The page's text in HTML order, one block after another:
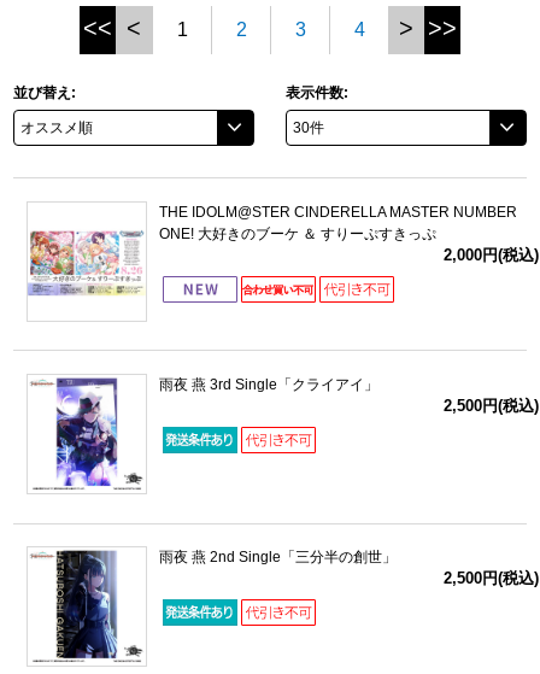
ラブライブ！シリーズ
ラブライブ！サンシャイン‼
ラブライブ！虹ヶ咲学園スクールアイドル同好会
ラブライブ！スーパースター!!
アイドリッシュセブン
モフモフパレード
<< < 1 2 3 4 > >>
並び替え: 表示件数:
THE IDOLM@STER CINDERELLA MASTER NUMBER
ONE! 大好きのブーケ ＆ すりーぷすきっぷ
2,000円(税込)
雨夜 燕 3rd Single「クライアイ」
2,500円(税込)
雨夜 燕 2nd Single「三分半の創世」
2,500円(税込)